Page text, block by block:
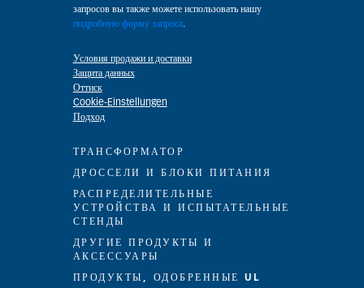
запросов вы также можете использовать нашу
подробную форму запроса.
Условия продажи и доставки
Защита данных
Оттиск
Cookie-Einstellungen
Подход
ТРАНСФОРМАТОР
ДРОССЕЛИ И БЛОКИ ПИТАНИЯ
РАСПРЕДЕЛИТЕЛЬНЫЕ
УСТРОЙСТВА И ИСПЫТАТЕЛЬНЫЕ
СТЕНДЫ
ДРУГИЕ ПРОДУКТЫ И
АКСЕССУАРЫ
ПРОДУКТЫ, ОДОБРЕННЫЕ UL